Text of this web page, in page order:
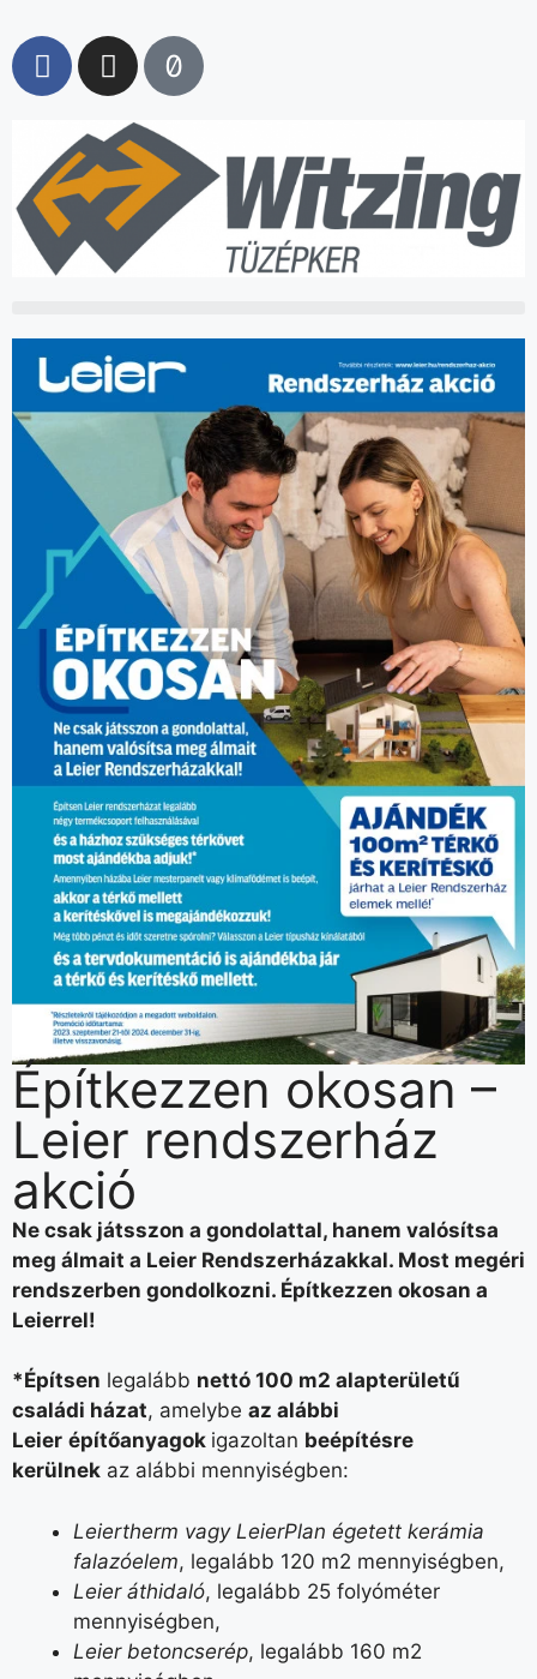
Építkezzen okosan –
Leier rendszerház
akció
Ne csak játsszon a gondolattal, hanem valósítsa
meg álmait a Leier Rendszerházakkal. Most megéri
rendszerben gondolkozni. Építkezzen okosan a
Leierrel!
*Építsen legalább nettó 100 m2 alapterületű
családi házat, amelybe az alábbi
Leier építőanyagok igazoltan beépítésre
kerülnek az alábbi mennyiségben:
Leiertherm vagy LeierPlan égetett kerámia
falazóelem, legalább 120 m2 mennyiségben,
Leier áthidaló, legalább 25 folyóméter
mennyiségben,
Leier betoncserép, legalább 160 m2